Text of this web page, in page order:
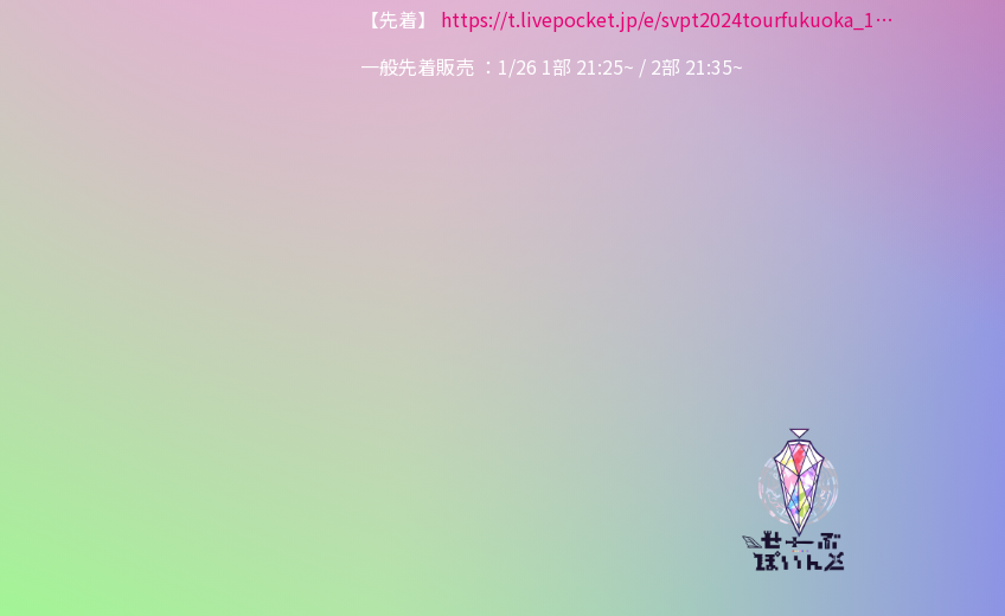
【先着】 https://t.livepocket.jp/e/svpt2024tourfukuoka_1…
一般先着販売 ：1/26 1部 21:25~ / 2部 21:35~